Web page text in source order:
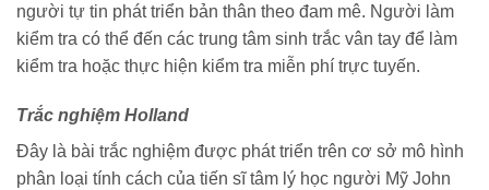
người tự tin phát triển bản thân theo đam mê. Người làm
kiểm tra có thể đến các trung tâm sinh trắc vân tay để làm
kiểm tra hoặc thực hiện kiểm tra miễn phí trực tuyến.
Trắc nghiệm Holland
Đây là bài trắc nghiệm được phát triển trên cơ sở mô hình
phân loại tính cách của tiến sĩ tâm lý học người Mỹ John